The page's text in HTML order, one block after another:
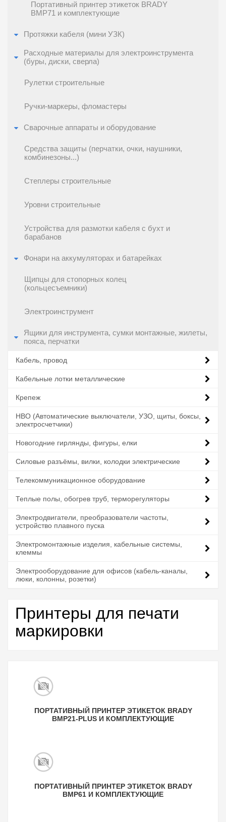
Портативный принтер этикеток BRADY
BMP71 и комплектующие
Протяжки кабеля (мини УЗК)
Расходные материалы для электроинструмента
(буры, диски, сверла)
Рулетки строительные
Ручки-маркеры, фломастеры
Сварочные аппараты и оборудование
Средства защиты (перчатки, очки, наушники,
комбинезоны...)
Степлеры строительные
Уровни строительные
Устройства для размотки кабеля с бухт и
барабанов
Фонари на аккумуляторах и батарейках
Щипцы для стопорных колец
(кольцесъемники)
Электроинструмент
Ящики для инструмента, сумки монтажные, жилеты,
пояса, перчатки
Кабель, провод
Кабельные лотки металлические
Крепеж
НВО (Автоматические выключатели, УЗО, щиты, боксы,
электросчетчики)
Новогодние гирлянды, фигуры, елки
Силовые разъёмы, вилки, колодки электрические
Телекоммуникационное оборудование
Теплые полы, обогрев труб, терморегуляторы
Электродвигатели, преобразователи частоты,
устройство плавного пуска
Электромонтажные изделия, кабельные системы,
клеммы
Электрооборудование для офисов (кабель-каналы,
люки, колонны, розетки)
Принтеры для печати
маркировки
ПОРТАТИВНЫЙ ПРИНТЕР ЭТИКЕТОК BRADY
BMP21-PLUS И КОМПЛЕКТУЮЩИЕ
ПОРТАТИВНЫЙ ПРИНТЕР ЭТИКЕТОК BRADY
BMP61 И КОМПЛЕКТУЮЩИЕ